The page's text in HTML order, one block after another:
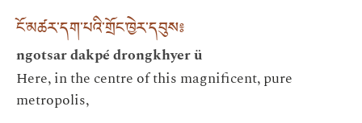
ངོ་མཚར་དག་པའི་གྲོང་ཁྱེར་དབུས༔
ngotsar dakpé drongkhyer ü
Here, in the centre of this magnificent, pure
metropolis,